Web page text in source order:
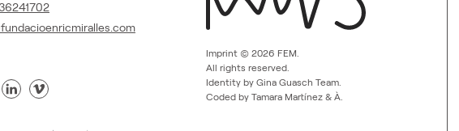
Imprint © 2026 FEM.
All rights reserved.
Identity by Gina Guasch Team.
Coded by Tamara Martínez & À.